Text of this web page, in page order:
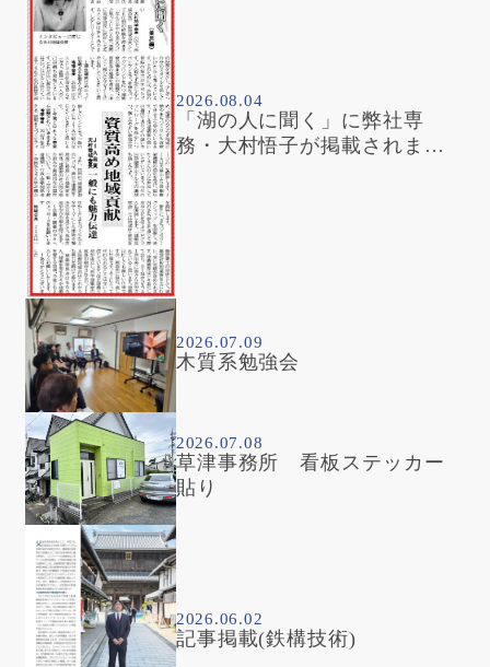
2026.08.04
「湖の人に聞く」に弊社専
務・大村悟子が掲載されまし
2026.07.09
木質系勉強会
2026.07.08
草津事務所 看板ステッカー
貼り
2026.06.02
記事掲載(鉄構技術)